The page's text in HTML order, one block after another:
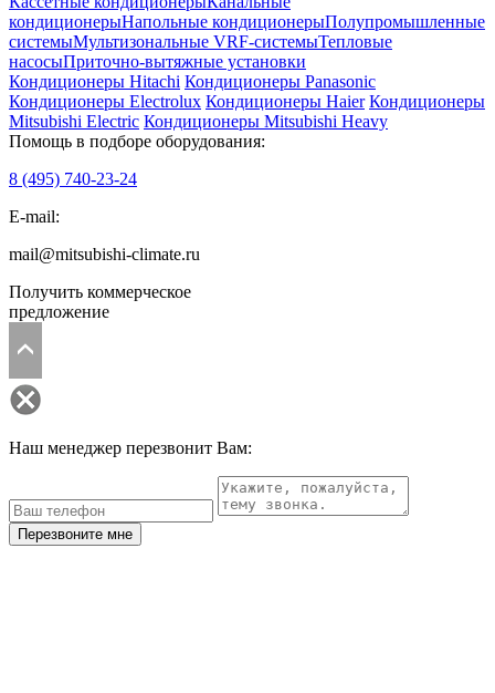
кондиционерыНапольные кондиционерыПолупромышленные
системыМультизональные VRF-системыТепловые
насосыПриточно-вытяжные установки
Кондиционеры Hitachi Кондиционеры Panasonic
Кондиционеры Electrolux Кондиционеры Haier Кондиционеры
Mitsubishi Electric Кондиционеры Mitsubishi Heavy
Помощь в подборе оборудования:
8 (495) 740-23-24
E-mail:
mail@mitsubishi-climate.ru
Получить коммерческое
предложение
Наш менеджер перезвонит Вам:
Перезвоните мне